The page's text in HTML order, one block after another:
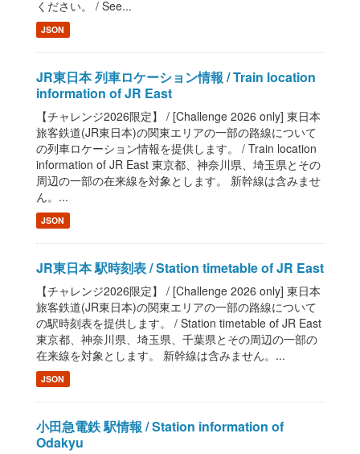
ください。 / See...
JSON
JR東日本 列車ロケーション情報 / Train location
information of JR East
【チャレンジ2026限定】 / [Challenge 2026 only] 東日本
旅客鉄道(JR東日本)の関東エリアの一部の路線について
の列車ロケーション情報を提供します。 / Train location
information of JR East 東京都、神奈川県、埼玉県とその
周辺の一部の在来線を対象とします。 新幹線は含みませ
ん。...
JSON
JR東日本 駅時刻表 / Station timetable of JR East
【チャレンジ2026限定】 / [Challenge 2026 only] 東日本
旅客鉄道(JR東日本)の関東エリアの一部の路線について
の駅時刻表を提供します。 / Station timetable of JR East
東京都、神奈川県、埼玉県、千葉県とその周辺の一部の
在来線を対象とします。 新幹線は含みません。...
JSON
小田急電鉄 駅情報 / Station information of
Odakyu